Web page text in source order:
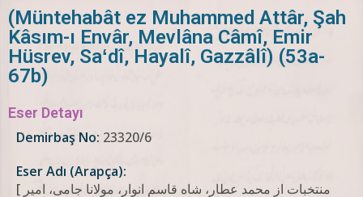
(Müntehabât ez Muhammed Attâr, Şah
Kâsım-ı Envâr, Mevlâna Câmî, Emir
Hüsrev, Saʻdî, Hayalî, Gazzâlî) (53a-
67b)
Eser Detayı
Demirbaş No: 23320/6
Eser Adı (Arapça):
[ منتخبات از محمد عطار، شاه قاسم انوار، مولانا جامى، امير